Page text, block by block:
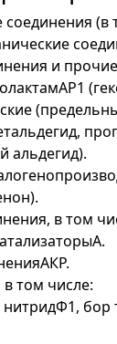
соединения
и
альдегид).
в том
том числе:
нитридФ1,